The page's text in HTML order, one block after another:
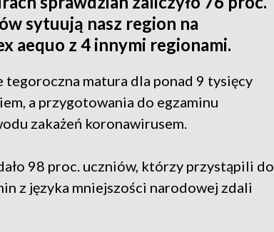
sytuują nasz region na
aequo z 4 innymi regionami.
matura dla ponad 9 tysięcy
a przygotowania do egzaminu
zakażeń koronawirusem.
98 proc. uczniów, którzy przystąpili do
z języka mniejszości narodowej zdali